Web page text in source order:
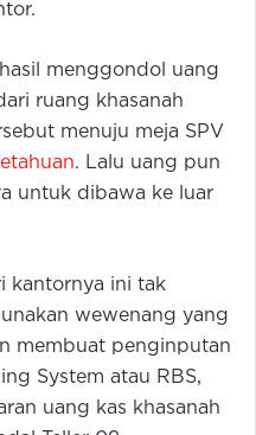
menggondol uang
ruang khasanah
menuju meja SPV
. Lalu uang pun
untuk dibawa ke luar
kantornya ini tak
wewenang yang
membuat penginputan
System atau RBS,
uang kas khasanah